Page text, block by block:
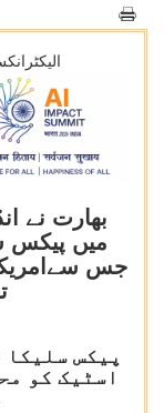
میں پیکس
جس
پیکس
اسٹیک کو